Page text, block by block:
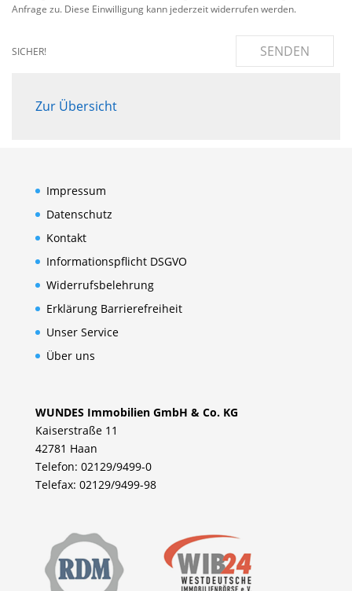
Anfrage zu. Diese Einwilligung kann jederzeit widerrufen werden.
SICHER! SENDEN
Zur Übersicht
Impressum
Datenschutz
Kontakt
Informationspflicht DSGVO
Widerrufsbelehrung
Erklärung Barrierefreiheit
Unser Service
Über uns
WUNDES Immobilien GmbH & Co. KG
Kaiserstraße 11
42781 Haan
Telefon: 02129/9499-0
Telefax: 02129/9499-98